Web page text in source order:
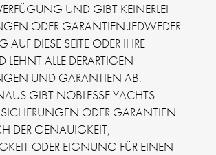
UND GIBT KEINERLEI
ODER GARANTIEN JEDWEDER
AUF DIESE SEITE ODER IHRE
LEHNT ALLE DERARTIGEN
UND GARANTIEN AB.
GIBT NOBLESSE YACHTS
ODER GARANTIEN
DER GENAUIGKEIT,
ODER EIGNUNG FÜR EINEN